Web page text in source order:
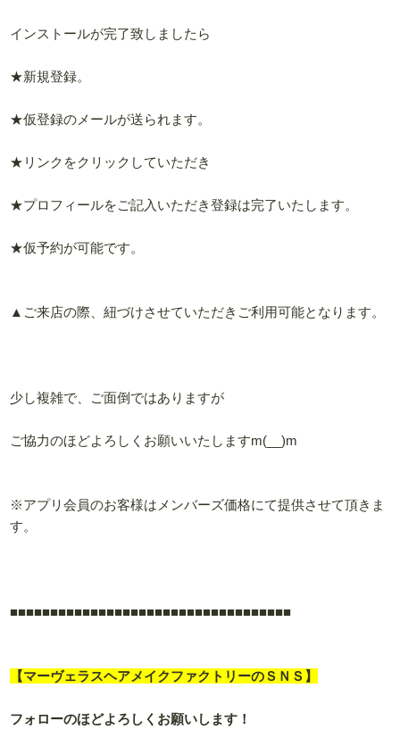
インストールが完了致しましたら
★新規登録。
★仮登録のメールが送られます。
★リンクをクリックしていただき
★プロフィールをご記入いただき登録は完了いたします。
★仮予約が可能です。
▲ご来店の際、紐づけさせていただきご利用可能となります。
少し複雑で、ご面倒ではありますが
ご協力のほどよろしくお願いいたしますm(__)m
※アプリ会員のお客様はメンバーズ価格にて提供させて頂きま
す。
■■■■■■■■■■■■■■■■■■■■■■■■■■■■■■■■■■■
【マーヴェラスヘアメイクファクトリーのＳＮＳ】
フォローのほどよろしくお願いします！